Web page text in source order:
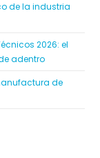
de la industria
2026: el
adentro
de